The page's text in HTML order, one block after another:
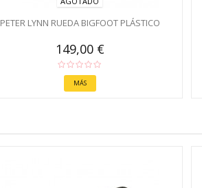
PETER LYNN RUEDA BIGFOOT PLÁSTICO
149,00 €
MÁS